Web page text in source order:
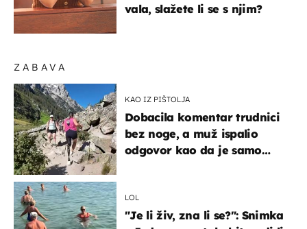
ZABAVA
KAO IZ PIŠTOLJA
Dobacila komentar trudnici
bez noge, a muž ispalio
odgovor kao da je samo
LOL
"Je li živ, zna li se?": Snimka
vala, slažete li se s njim?